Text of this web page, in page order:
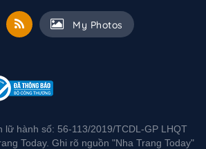
My Photos
lữ hành số: 56-113/2019/TCDL-GP LHQT
Today. Ghi rõ nguồn "Nha Trang Today"